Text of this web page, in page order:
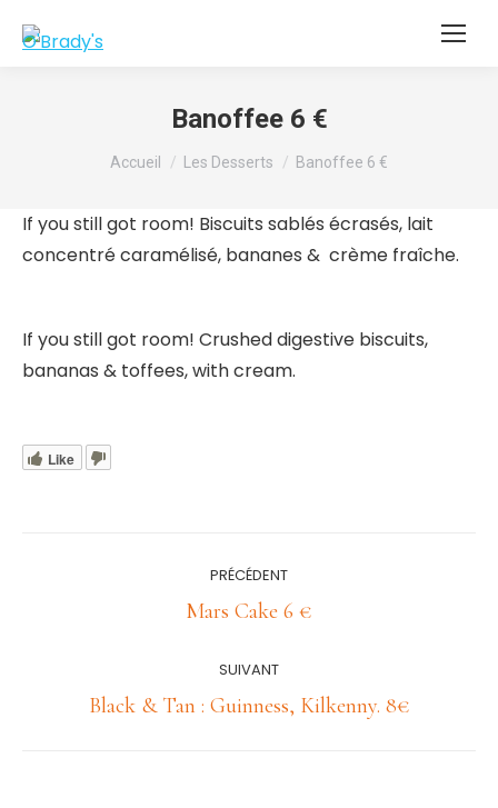
Banoffee 6 €
Vous êtes ici :
Accueil Les Desserts Banoffee 6 €
If you still got room! Biscuits sablés écrasés, lait
concentré caramélisé, bananes & crème fraîche.
If you still got room! Crushed digestive biscuits,
bananas & toffees, with cream.
Like
PRÉCÉDENT
Article
:
Mars Cake 6 €
SUIVANT
Article
Black & Tan : Guinness, Kilkenny. 8€